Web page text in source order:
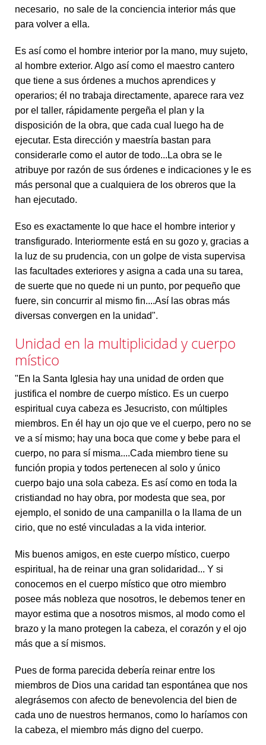
necesario, no sale de la conciencia interior más que
para volver a ella.
Es así como el hombre interior por la mano, muy sujeto,
al hombre exterior. Algo así como el maestro cantero
que tiene a sus órdenes a muchos aprendices y
operarios; él no trabaja directamente, aparece rara vez
por el taller, rápidamente pergeña el plan y la
disposición de la obra, que cada cual luego ha de
ejecutar. Esta dirección y maestría bastan para
considerarle como el autor de todo...La obra se le
atribuye por razón de sus órdenes e indicaciones y le es
más personal que a cualquiera de los obreros que la
han ejecutado.
Eso es exactamente lo que hace el hombre interior y
transfigurado. Interiormente está en su gozo y, gracias a
la luz de su prudencia, con un golpe de vista supervisa
las facultades exteriores y asigna a cada una su tarea,
de suerte que no quede ni un punto, por pequeño que
fuere, sin concurrir al mismo fin....Así las obras más
diversas convergen en la unidad".
Unidad en la multiplicidad y cuerpo
místico
"En la Santa Iglesia hay una unidad de orden que
justifica el nombre de cuerpo místico. Es un cuerpo
espiritual cuya cabeza es Jesucristo, con múltiples
miembros. En él hay un ojo que ve el cuerpo, pero no se
ve a sí mismo; hay una boca que come y bebe para el
cuerpo, no para sí misma....Cada miembro tiene su
función propia y todos pertenecen al solo y único
cuerpo bajo una sola cabeza. Es así como en toda la
cristiandad no hay obra, por modesta que sea, por
ejemplo, el sonido de una campanilla o la llama de un
cirio, que no esté vinculadas a la vida interior.
Mis buenos amigos, en este cuerpo místico, cuerpo
espiritual, ha de reinar una gran solidaridad... Y si
conocemos en el cuerpo místico que otro miembro
posee más nobleza que nosotros, le debemos tener en
mayor estima que a nosotros mismos, al modo como el
brazo y la mano protegen la cabeza, el corazón y el ojo
más que a sí mismos.
Pues de forma parecida debería reinar entre los
miembros de Dios una caridad tan espontánea que nos
alegrásemos con afecto de benevolencia del bien de
cada uno de nuestros hermanos, como lo haríamos con
la cabeza, el miembro más digno del cuerpo.